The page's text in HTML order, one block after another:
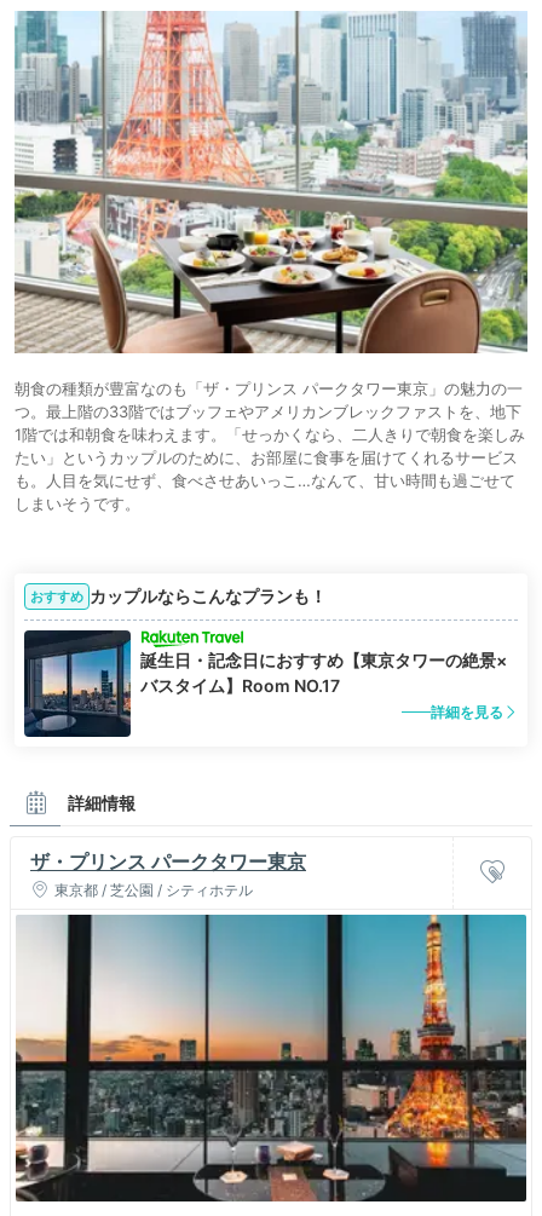
朝食の種類が豊富なのも「ザ・プリンス パークタワー東京」の魅力の一
つ。最上階の33階ではブッフェやアメリカンブレックファストを、地下
1階では和朝食を味わえます。「せっかくなら、二人きりで朝食を楽しみ
たい」というカップルのために、お部屋に食事を届けてくれるサービス
も。人目を気にせず、食べさせあいっこ…なんて、甘い時間も過ごせて
しまいそうです。
おすすめ カップルならこんなプランも！
誕生日・記念日におすすめ【東京タワーの絶景×
バスタイム】Room NO.17
詳細を見る
詳細情報
ザ・プリンス パークタワー東京
東京都 / 芝公園 / シティホテル